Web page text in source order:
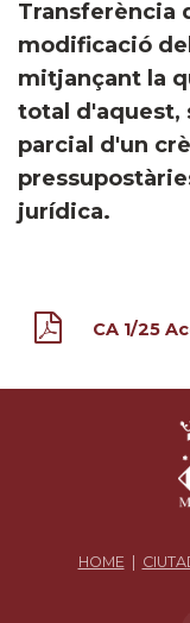
​Transferència
modificació
mitjançant la
total d'aquest,
parcial d'un
jurídica.
CA 1/25
HOME |